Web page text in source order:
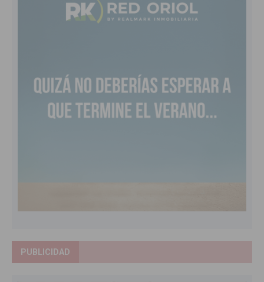
PUBLICIDAD